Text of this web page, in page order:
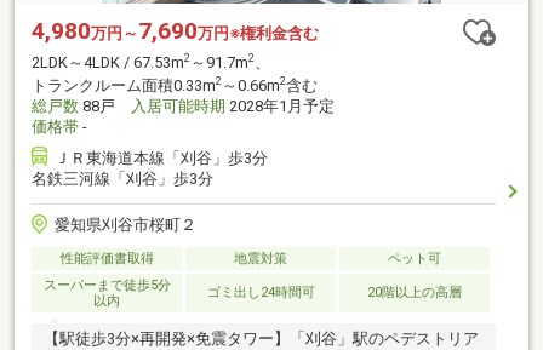
4,980万円～ 7,690万円※権利金含む
2LDK～4LDK / 67.53m2 ～91.7m2、
トランクルーム面積0.33m2 ～0.66m2含む
総戸数 88戸 入居可能時期 2028年1月予定
価格帯 -
ＪＲ東海道本線「刈谷」歩3分
名鉄三河線「刈谷」歩3分
愛知県刈谷市桜町２
性能評価書取得 地震対策
ペット可
スーパーまで徒歩5分
以内
ゴミ出し24時間可 20階以上の高層
【駅徒歩3分×再開発×免震タワー】「刈谷」駅のペデストリア